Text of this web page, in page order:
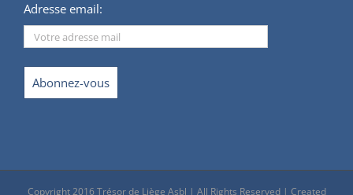
Adresse email:
Copyright 2016 Trésor de Liège Asbl | All Rights Reserved | Created